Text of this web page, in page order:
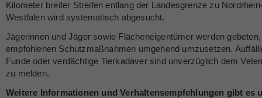
Kilometer breiter Streifen entlang der Landesgrenze zu
Westfalen wird systematisch abgesucht.
Jägerinnen und Jäger sowie Flächeneigentümer werden
empfohlenen Schutzmaßnahmen umgehend umzusetzen.
Funde oder verdächtige Tierkadaver sind unverzüglich dem
zu melden.
Weitere Informationen und Verhaltensempfehlungen gibt es